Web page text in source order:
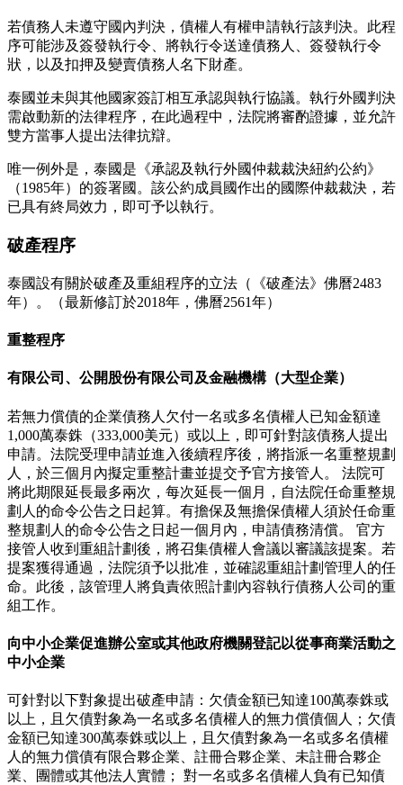
若債務人未遵守國內判決，債權人有權申請執行該判決。此程
序可能涉及簽發執行令、將執行令送達債務人、簽發執行令
狀，以及扣押及變賣債務人名下財產。
泰國並未與其他國家簽訂相互承認與執行協議。執行外國判決
需啟動新的法律程序，在此過程中，法院將審酌證據，並允許
雙方當事人提出法律抗辯。
唯一例外是，泰國是《承認及執行外國仲裁裁決紐約公約》
（1985年）的簽署國。該公約成員國作出的國際仲裁裁決，若
已具有終局效力，即可予以執行。
破產程序
泰國設有關於破產及重組程序的立法（《破產法》佛曆2483
年）。（最新修訂於2018年，佛曆2561年）
重整程序
有限公司、公開股份有限公司及金融機構（大型企業）
若無力償債的企業債務人欠付一名或多名債權人已知金額達
1,000萬泰銖（333,000美元）或以上，即可針對該債務人提出
申請。法院受理申請並進入後續程序後，將指派一名重整規劃
人，於三個月內擬定重整計畫並提交予官方接管人。 法院可
將此期限延長最多兩次，每次延長一個月，自法院任命重整規
劃人的命令公告之日起算。有擔保及無擔保債權人須於任命重
整規劃人的命令公告之日起一個月內，申請債務清償。 官方
接管人收到重組計劃後，將召集債權人會議以審議該提案。若
提案獲得通過，法院須予以批准，並確認重組計劃管理人的任
命。此後，該管理人將負責依照計劃內容執行債務人公司的重
組工作。
向中小企業促進辦公室或其他政府機關登記以從事商業活動之
中小企業
可針對以下對象提出破產申請：欠債金額已知達100萬泰銖或
以上，且欠債對象為一名或多名債權人的無力償債個人；欠債
金額已知達300萬泰銖或以上，且欠債對象為一名或多名債權
人的無力償債有限合夥企業、註冊合夥企業、未註冊合夥企
業、團體或其他法人實體； 對一名或多名債權人負有已知債